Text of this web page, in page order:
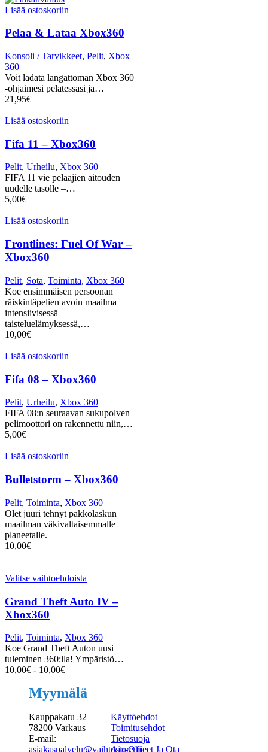
Lisää ostoskoriin
Pelaa & Lataa Xbox360
Konsoli / Tarvikkeet, Pelit, Xbox
360
Voit ladata langattoman Xbox 360
-ohjaimesi pelatessasi ja…
21,95€
Lisää ostoskoriin
Fifa 11 – Xbox360
Pelit, Urheilu, Xbox 360
FIFA 11 vie pelaajien aitouden
uudelle tasolle –…
5,00€
Lisää ostoskoriin
Frontlines: Fuel Of War –
Xbox360
Pelit, Sota, Toiminta, Xbox 360
Koe ensimmäisen persoonan
räiskintäpelien avoin maailma
intensiivisessä
taisteluelämyksessä,…
10,00€
Lisää ostoskoriin
Fifa 08 – Xbox360
Pelit, Urheilu, Xbox 360
FIFA 08:n seuraavan sukupolven
pelimoottori on rakennettu niin,…
5,00€
Lisää ostoskoriin
Bulletstorm – Xbox360
Pelit, Toiminta, Xbox 360
Olet juuri tehnyt pakkolaskun
maailman väkivaltaisemmalle
planeetalle.
10,00€
Valitse vaihtoehdoista
Grand Theft Auto IV –
Xbox360
Pelit, Toiminta, Xbox 360
Koe Grand Theft Auton uusi
tuleminen 360:lla! Ympäristö…
10,00€ - 10,00€
Myymälä
Kauppakatu 32
78200 Varkaus
E-mail:
asiakaspalvelu@vaihtostore.fi
Käyttöehdot
Toimitusehdot
Tietosuoja
Ajo-Ohjeet Ja Ota